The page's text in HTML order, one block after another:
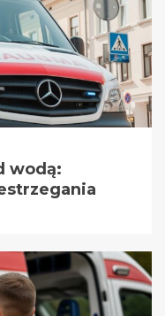
wodą: